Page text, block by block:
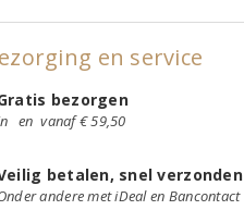
en service
bezorgen
en vanaf € 59,50
betalen, snel verzonden
andere met iDeal en Bancontact